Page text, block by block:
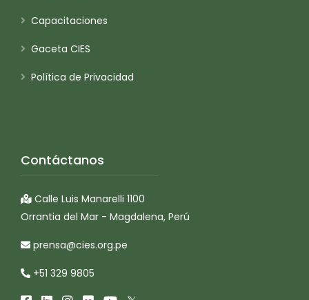
Capacitaciones
Gaceta CIES
Política de Privacidad
Contáctanos
Calle Luis Manarelli 1100
Orrantia del Mar - Magdalena, Perú
prensa@cies.org.pe
+51 329 9805